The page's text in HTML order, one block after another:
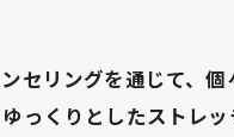
セリングを通じて、個
っくりとしたストレ